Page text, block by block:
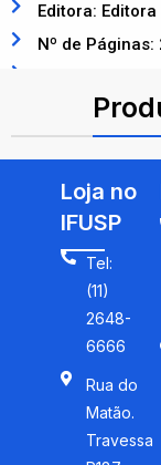
Editora:
Nº de Páginas:
Loja no
IFUSP
Tel:
(11)
2648-
6666
Rua do
Matão.
Travessa